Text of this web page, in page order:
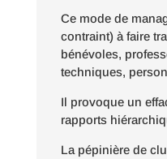
Ce mode de
contraint) à faire
bénévoles,
techniques,
Il provoque un
rapports
La pépinière de